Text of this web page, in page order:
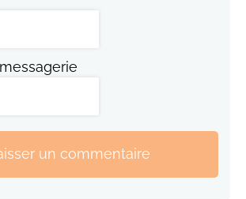
un commentaire